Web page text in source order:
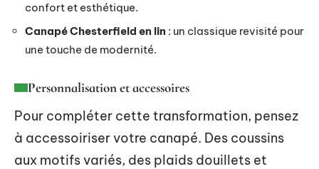
confort et esthétique.
Canapé Chesterfield en lin : un classique revisité pour
une touche de modernité.
Personnalisation et accessoires
Pour compléter cette transformation, pensez
à accessoiriser votre canapé. Des coussins
aux motifs variés, des plaids douillets et